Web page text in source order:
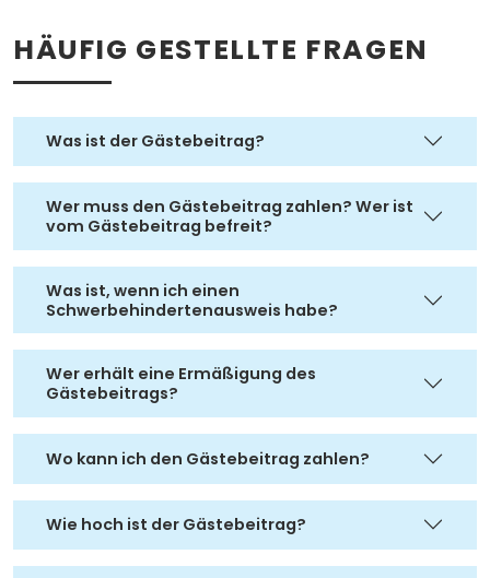
HÄUFIG GESTELLTE FRAGEN
Was ist der Gästebeitrag?
Wer muss den Gästebeitrag zahlen? Wer ist
vom Gästebeitrag befreit?
Was ist, wenn ich einen
Schwerbehindertenausweis habe?
Wer erhält eine Ermäßigung des
Gästebeitrags?
Wo kann ich den Gästebeitrag zahlen?
Wie hoch ist der Gästebeitrag?